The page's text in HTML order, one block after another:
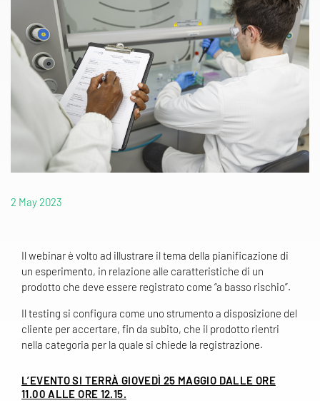
2 May 2023
Il webinar è volto ad illustrare il tema della pianificazione di
un esperimento, in relazione alle caratteristiche di un
prodotto che deve essere registrato come “a basso rischio”.
Il testing si configura come uno strumento a disposizione del
cliente per accertare, fin da subito, che il prodotto rientri
nella categoria per la quale si chiede la registrazione.
L’EVENTO SI TERRÀ GIOVEDÌ 25 MAGGIO DALLE ORE
11.00 ALLE ORE 12.15.